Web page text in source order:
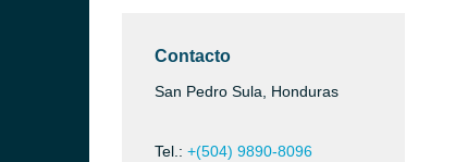
Contacto
San Pedro Sula, Honduras
Tel.: +(504) 9890-8096